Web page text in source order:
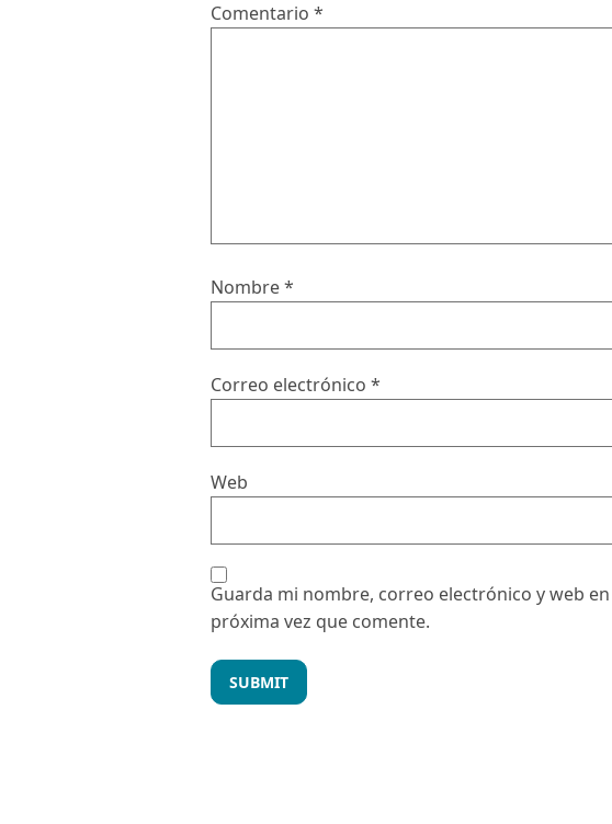
Comentario *
Nombre*
Correo electrónico *
Web
Guarda mi nombre, correo electrónico y web
próxima vez que comente.